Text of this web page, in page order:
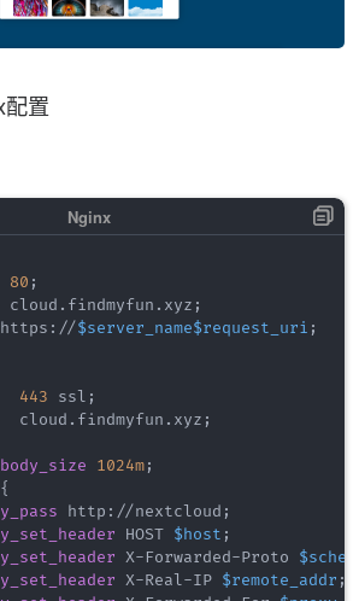
置
80 ;
cloud.findmyfun.xyz ;
https://$server_name$request_uri ;
443 ssl ;
  cloud.findmyfun.xyz
;
1024m;
{
http://nextcloud ;
HOST $host ;
X-Forwarded-Proto
X-Real-IP $remote_addr ;